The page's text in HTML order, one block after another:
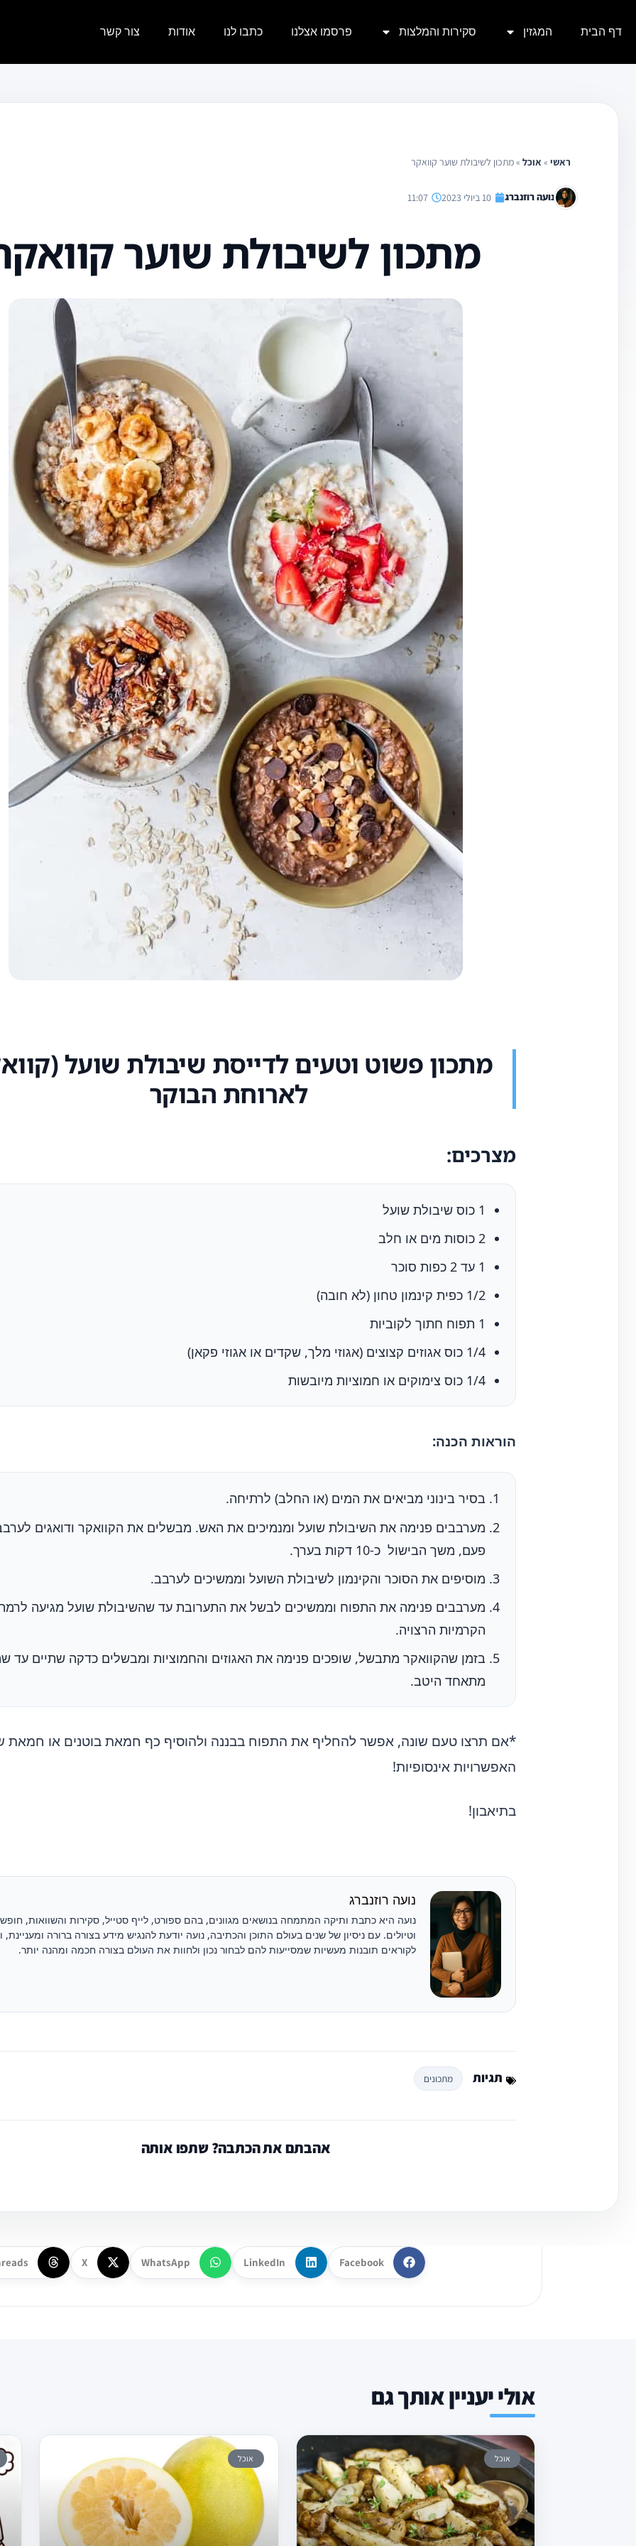
לתוכןדף הבית המגזין סקירות והמלצות פרסמו אצלנו כתבו לנו אודות צור קשר
ראשי » אוכל »מתכון לשיבולת שוער קוואקר
נועה רוזנברג 10 ביולי 2023 11:07
מתכון לשיבולת שוער
מתכון פשוט וטעים לדייסת שיבולת שועל
לארוחת הבוקר
מצרכים:
1 כוס שיבולת שועל
2 כוסות מים או חלב
1 עד 2 כפות סוכר
1/2 כפית קינמון טחון (לא חובה)
1 תפוח חתוך לקוביות
1/4 כוס אגוזים קצוצים (אגוזי מלך, שקדים או אגוזי פקאן)
1/4 כוס צימוקים או חמוציות מיובשות
הוראות הכנה:
בסיר בינוני מביאים את המים (או החלב) לרתיחה.
מערבבים פנימה את השיבולת שועל ומנמיכים את האש. מבשלים את הקוואקר ודואגים
פעם, משך הבישול כ-10 דקות בערך.
מוסיפים את הסוכר והקינמון לשיבולת השועל וממשיכים לערבב.
מערבבים פנימה את התפוח וממשיכים לבשל את התערובת עד שהשיבולת שועל מגיעה
הקרמיות הרצויה.
בזמן שהקוואקר מתבשל, שופכים פנימה את האגוזים והחמוציות ומבשלים כדקה שתיים עד
מתאחד היטב.
*אם תרצו טעם שונה, אפשר להחליף את התפוח בבננה ולהוסיף כף חמאת בוטנים או חמאת
האפשרויות אינסופיות!
בתיאבון!
נועה רוזנברג
נועה היא כתבת ותיקה המתמחה בנושאים מגוונים, בהם ספורט, לייף סטייל, סקירות והשוואות,
וטיולים. עם ניסיון של שנים בעולם התוכן והכתיבה, נועה יודעת להנגיש מידע בצורה ברורה ומעניינת,
לקוראים תובנות מעשיות שמסייעות להם לבחור נכון ולחוות את העולם בצורה חכמה ומהנה יותר.
תגיות מתכונים
אהבתם את הכתבה? שתפו אותה
Facebook
LinkedIn
WhatsApp
X
אולי יעניין אותך גם
אוכל אוכל